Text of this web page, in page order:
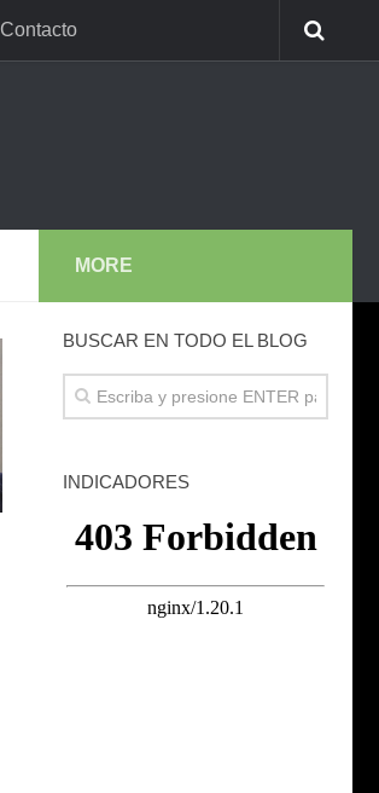
Contacto
MORE
BUSCAR EN TODO EL BLOG
INDICADORES